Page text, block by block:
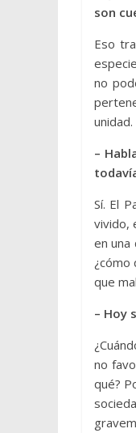
son
Eso
no
unidad.
–
Sí. El
vivido,
en una
¿cómo
que
– Hoy
no
qué?